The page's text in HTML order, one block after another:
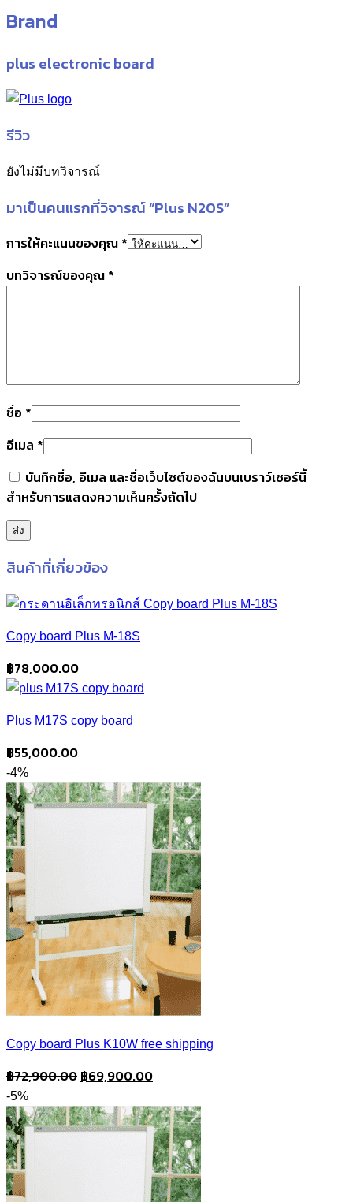
Brand
plus electronic board
รีวิว
ยังไม่มีบทวิจารณ์
มาเป็นคนแรกที่วิจารณ์ “Plus N20S”
การให้คะแนนของคุณ *
บทวิจารณ์ของคุณ *
ชื่อ *
อีเมล *
บันทึกชื่อ, อีเมล และชื่อเว็บไซต์ของฉันบนเบราว์เซอร์นี้
สำหรับการแสดงความเห็นครั้งถัดไป
สินค้าที่เกี่ยวข้อง
Copy board Plus M-18S
฿78,000.00
Plus M17S copy board
฿55,000.00
-4%
Copy board Plus K10W free shipping
฿72,900.00 Original
was:
฿72,900.00.
฿69,900.00Current
is:
฿69,900.00.
-5%